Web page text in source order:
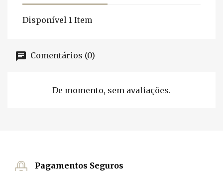
Disponível 1 Item
Comentários (0)
De momento, sem avaliações.
Pagamentos Seguros